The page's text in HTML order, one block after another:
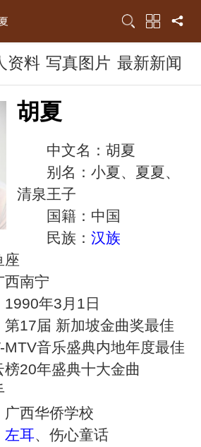
资料 写真图片 最新新闻
胡夏
中文名：胡夏
别名：小夏、夏夏、
清泉王子
国籍：中国
民族：汉族
南宁
年3月1日
17届 新加坡金曲奖最佳
MTV音乐盛典内地年度最佳
20年盛典十大金曲
西华侨学校
左耳、伤心童话